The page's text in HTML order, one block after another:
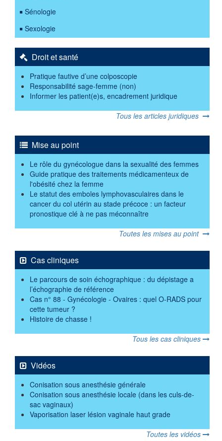
Sénologie
Sexologie
Droit et santé
Pratique fautive d’une colposcopie
Responsabilité sage-femme (non)
Informer les patient(e)s, encadrement juridique
Tous les articles juridiques
Mise au point
Le rôle du gynécologue dans la sexualité des femmes
Guide pratique des traitements médicamenteux de
l'obésité chez la femme
Le statut des emboles lymphovasculaires dans le
cancer du col utérin au stade précoce : un facteur
pronostique clé à ne pas méconnaître
Toutes les mises au point
Cas cliniques
Le parcours de soin échographique : du dépistage a
l’échographie de référence
Cas n° 88 - Gynécologie - Ovaires : quel O-RADS pour
cette tumeur ?
Histoire de chasse !
Tous les cas cliniques
Vidéos
Conisation sous anesthésie générale
Conisation sous anesthésie locale (dans les culs-de-
sac vaginaux)
Vaporisation laser lésion vaginale haut grade
Toutes les vidéos